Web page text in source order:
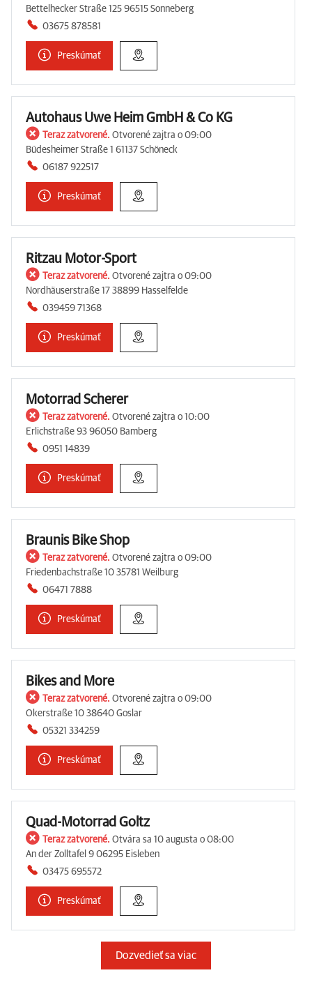
Bettelhecker Straße 125 96515 Sonneberg
03675 878581
Preskúmať
Autohaus Uwe Heim GmbH & Co KG
Teraz zatvorené. Otvorené zajtra o 09:00
Büdesheimer Straße 1 61137 Schöneck
06187 922517
Preskúmať
Ritzau Motor-Sport
Teraz zatvorené. Otvorené zajtra o 09:00
Nordhäuserstraße 17 38899 Hasselfelde
039459 71368
Preskúmať
Motorrad Scherer
Teraz zatvorené. Otvorené zajtra o 10:00
Erlichstraße 93 96050 Bamberg
0951 14839
Preskúmať
Braunis Bike Shop
Teraz zatvorené. Otvorené zajtra o 09:00
Friedenbachstraße 10 35781 Weilburg
06471 7888
Preskúmať
Bikes and More
Teraz zatvorené. Otvorené zajtra o 09:00
Okerstraße 10 38640 Goslar
05321 334259
Preskúmať
Quad-Motorrad Goltz
Teraz zatvorené. Otvára sa 10 augusta o 08:00
An der Zolltafel 9 06295 Eisleben
03475 695572
Preskúmať
Dozvedieť sa viac